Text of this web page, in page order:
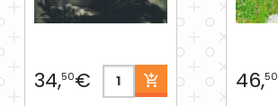
34,50€ 46,50